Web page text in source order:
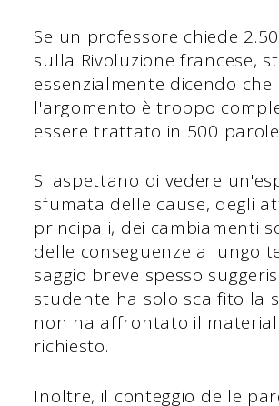
Se un professore chiede
sulla Rivoluzione francese,
essenzialmente dicendo che
l'argomento è troppo
essere trattato in 500
Si aspettano di vedere
sfumata delle cause, degli
principali, dei cambiamenti
delle conseguenze a lungo
saggio breve spesso
studente ha solo scalfito la
non ha affrontato il
richiesto.
Inoltre, il conteggio delle